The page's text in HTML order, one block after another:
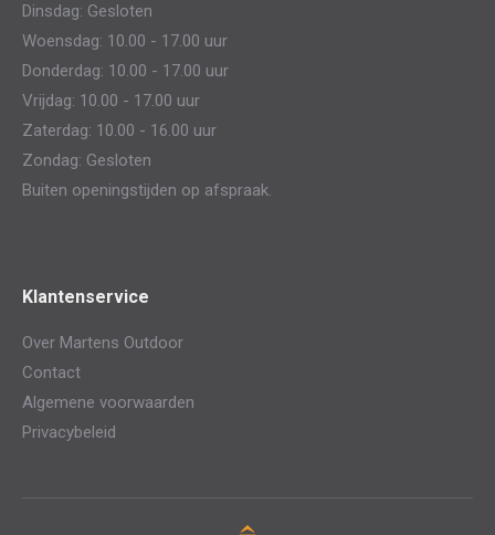
Dinsdag: Gesloten
Woensdag: 10.00 - 17.00 uur
Donderdag: 10.00 - 17.00 uur
Vrijdag: 10.00 - 17.00 uur
Zaterdag: 10.00 - 16.00 uur
Zondag: Gesloten
Buiten openingstijden op afspraak.
Klantenservice
Over Martens Outdoor
Contact
Algemene voorwaarden
Privacybeleid